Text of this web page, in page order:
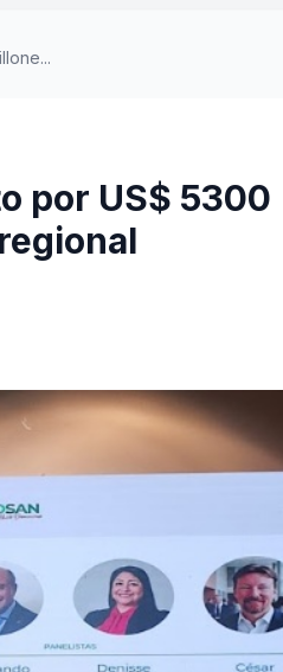
por US$ 5300